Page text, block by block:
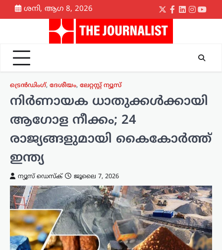
Skip
to
ശനി, ആഗ 8, 2026
Twitter
Facebook
LinkedIn
ട്രെൻഡിംഗ്, ദേശീയം, ലേറ്റസ്റ്റ് ന്യൂസ്
നിർണായക ധാതുക്കൾക്കായി
ആഗോള നീക്കം; 24
രാജ്യങ്ങളുമായി കൈകോർത്ത്
ഇന്ത്യ
ന്യൂസ് ഡെസ്ക് ജൂലൈ 7, 2026